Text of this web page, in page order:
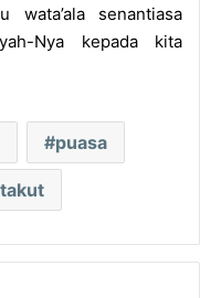
wata’ala senantiasa
Nya kepada kita
puasa
takut